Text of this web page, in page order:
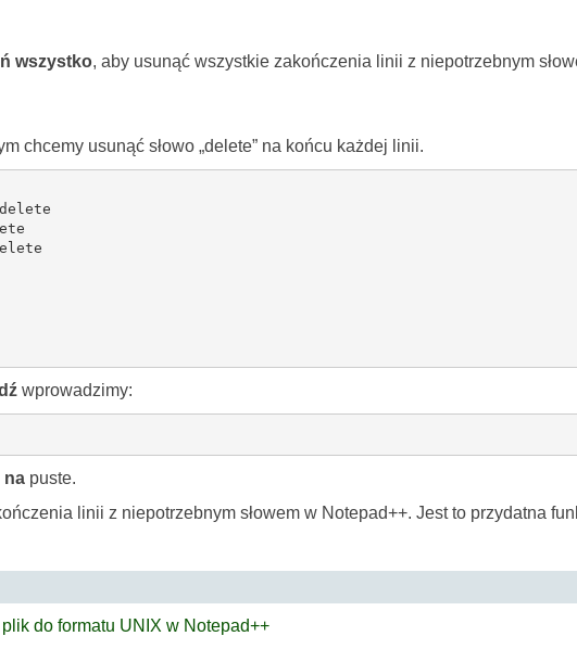
wszystko, aby usunąć wszystkie zakończenia linii z niepotrzebnym
chcemy usunąć słowo „delete” na końcu każdej linii.
wprowadzimy:
na puste.
linii z niepotrzebnym słowem w Notepad++. Jest to przydatna
do formatu UNIX w Notepad++